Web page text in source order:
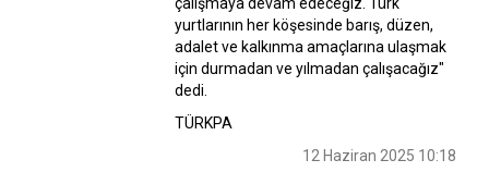
yurtlarının her köşesinde barış, düzen,
adalet ve kalkınma amaçlarına ulaşmak
için durmadan ve yılmadan çalışacağız"
dedi.
TÜRKPA
12 Haziran 2025 10:18